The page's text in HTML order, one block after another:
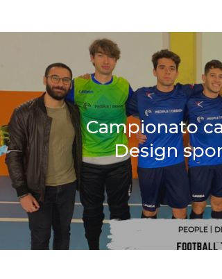
Campionato
Design